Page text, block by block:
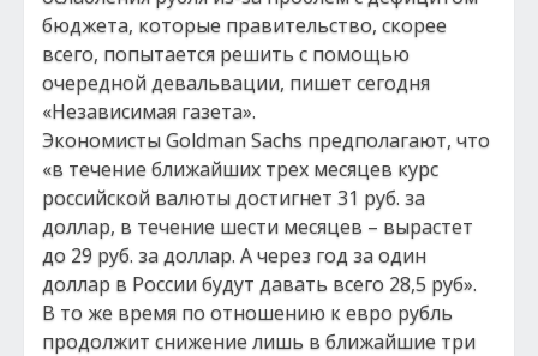
бюджета, которые правительство, скорее
всего, попытается решить с помощью
очередной девальвации, пишет сегодня
«Независимая газета».
Экономисты Goldman Sachs предполагают, что
«в течение ближайших трех месяцев курс
российской валюты достигнет 31 руб. за
доллар, в течение шести месяцев – вырастет
до 29 руб. за доллар. А через год за один
доллар в России будут давать всего 28,5 руб».
В то же время по отношению к евро рубль
продолжит снижение лишь в ближайшие три